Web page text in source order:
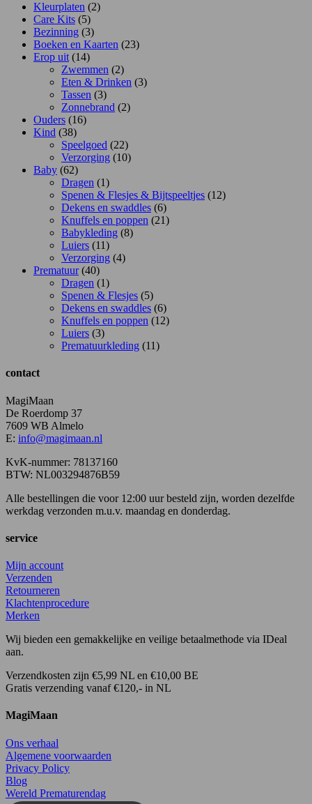
Kleurplaten (2)
Care Kits (5)
Bezinning (3)
Boeken en Kaarten (23)
Erop uit (14)
Zwemmen (2)
Eten & Drinken (3)
Tassen (3)
Zonnebrand (2)
Ouders (16)
Kind (38)
Speelgoed (22)
Verzorging (10)
Baby (62)
Dragen (1)
Spenen & Flesjes & Bijtspeeltjes (12)
Dekens en swaddles (6)
Knuffels en poppen (21)
Babykleding (8)
Luiers (11)
Verzorging (4)
Prematuur (40)
Dragen (1)
Spenen & Flesjes (5)
Dekens en swaddles (6)
Knuffels en poppen (12)
Luiers (3)
Prematuurkleding (11)
contact
MagiMaan
De Roerdomp 37
7609 WB Almelo
E: info@magimaan.nl
KvK-nummer: 78137160
BTW: NL003294876B59
Alle bestellingen die voor 12:00 uur besteld zijn, worden dezelfde
werkdag verzonden m.u.v. maandag en donderdag.
service
Mijn account
Verzenden
Retourneren
Klachtenprocedure
Merken
Wij bieden een gemakkelijke en veilige betaalmethode via IDeal
aan.
Verzendkosten zijn €5,99 NL en €10,00 BE
Gratis verzending vanaf €120,- in NL
MagiMaan
Ons verhaal
Algemene voorwaarden
Privacy Policy
Blog
Wereld Prematurendag